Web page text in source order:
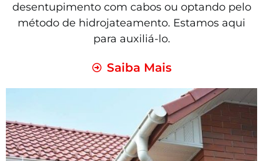
desentupimento com cabos ou optando pelo
método de hidrojateamento. Estamos aqui
para auxiliá-lo.
Saiba Mais